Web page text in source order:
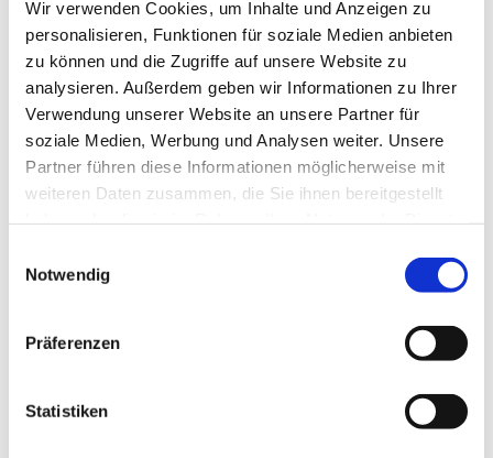
Wir verwenden Cookies, um Inhalte und Anzeigen zu
personalisieren, Funktionen für soziale Medien anbieten
zu können und die Zugriffe auf unsere Website zu
analysieren. Außerdem geben wir Informationen zu Ihrer
Verwendung unserer Website an unsere Partner für
soziale Medien, Werbung und Analysen weiter. Unsere
Partner führen diese Informationen möglicherweise mit
weiteren Daten zusammen, die Sie ihnen bereitgestellt
Notwendig
Präferenzen
Statistiken
Dies könnte Sie auch
interessieren